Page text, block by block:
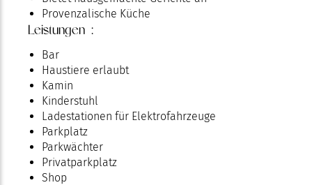
Provenzalische Küche
Leistungen :
Bar
Haustiere erlaubt
Kamin
Kinderstuhl
Ladestationen für Elektrofahrzeuge
Parkplatz
Parkwächter
Privatparkplatz
Shop